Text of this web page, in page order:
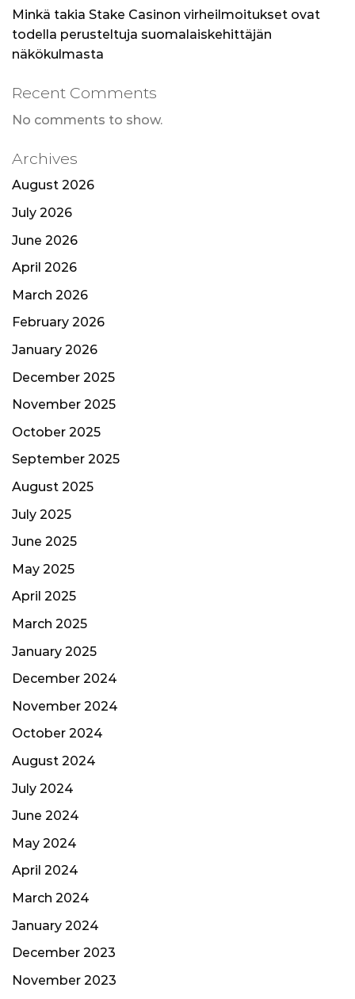
Minkä takia Stake Casinon virheilmoitukset ovat
todella perusteltuja suomalaiskehittäjän
näkökulmasta
Recent Comments
No comments to show.
Archives
August 2026
July 2026
June 2026
April 2026
March 2026
February 2026
January 2026
December 2025
November 2025
October 2025
September 2025
August 2025
July 2025
June 2025
May 2025
April 2025
March 2025
January 2025
December 2024
November 2024
October 2024
August 2024
July 2024
June 2024
May 2024
April 2024
March 2024
January 2024
December 2023
November 2023